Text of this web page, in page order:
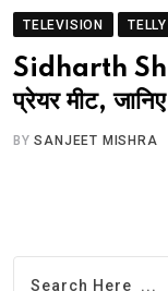
TELEVISION
Sidharth
प्रेयर मीट,
BYSANJEET MISHRA